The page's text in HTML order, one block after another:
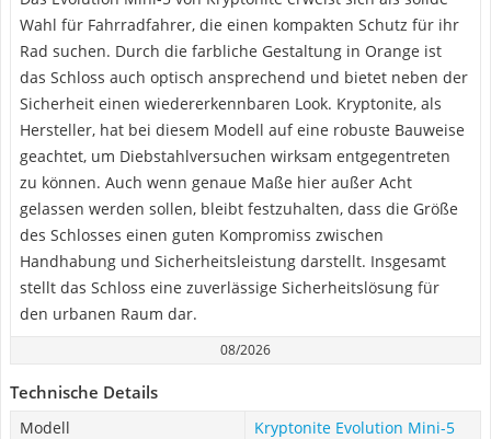
Wahl für Fahrradfahrer, die einen kompakten Schutz für ihr
Rad suchen. Durch die farbliche Gestaltung in Orange ist
das Schloss auch optisch ansprechend und bietet neben der
Sicherheit einen wiedererkennbaren Look. Kryptonite, als
Hersteller, hat bei diesem Modell auf eine robuste Bauweise
geachtet, um Diebstahlversuchen wirksam entgegentreten
zu können. Auch wenn genaue Maße hier außer Acht
gelassen werden sollen, bleibt festzuhalten, dass die Größe
des Schlosses einen guten Kompromiss zwischen
Handhabung und Sicherheitsleistung darstellt. Insgesamt
stellt das Schloss eine zuverlässige Sicherheitslösung für
den urbanen Raum dar.
08/2026
Technische Details
Modell
Kryptonite Evolution Mini-5